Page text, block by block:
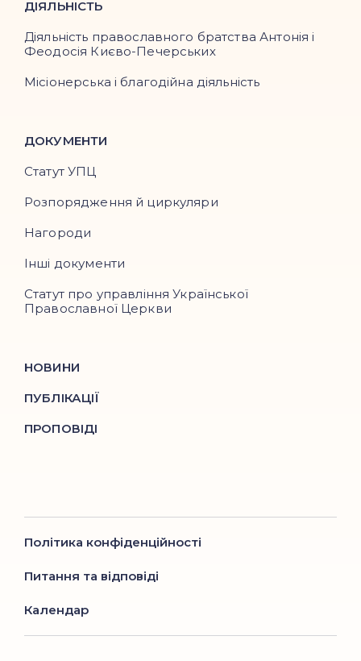
ДІЯЛЬНІСТЬ
Діяльність православного братства Антонія і
Феодосія Києво-Печерських
Місіонерська і благодійна діяльність
ДОКУМЕНТИ
Статут УПЦ
Розпорядження й циркуляри
Нагороди
Інші документи
Статут про управління Української
Православної Церкви
НОВИНИ
ПУБЛІКАЦІЇ
ПРОПОВІДІ
Політика конфіденційності
Питання та відповіді
Календар